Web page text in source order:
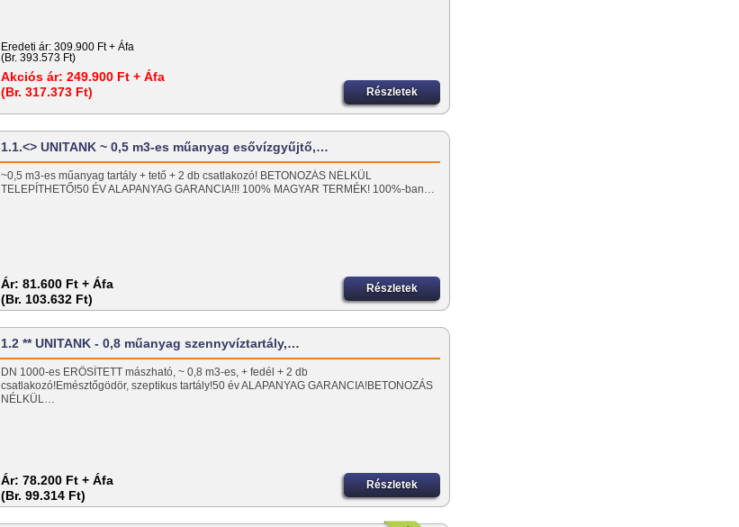
Eredeti ár: 309.900 Ft + Áfa
(Br. 393.573 Ft)
Akciós ár: 249.900 Ft + Áfa
(Br. 317.373 Ft)
Részletek
1.1.<> UNITANK ~ 0,5 m3-es műanyag esővízgyűjtő,…
~0,5 m3-es műanyag tartály + tető + 2 db csatlakozó! BETONOZÁS NÉLKÜL
TELEPÍTHETŐ!50 ÉV ALAPANYAG GARANCIA!!! 100% MAGYAR TERMÉK! 100%-ban…
Ár: 81.600 Ft + Áfa
(Br. 103.632 Ft)
Részletek
1.2 ** UNITANK - 0,8 műanyag szennyvíztartály,…
DN 1000-es ERŐSÍTETT mászható, ~ 0,8 m3-es, + fedél + 2 db
csatlakozó!Emésztőgödör, szeptikus tartály!50 év ALAPANYAG GARANCIA!BETONOZÁS
NÉLKÜL…
Ár: 78.200 Ft + Áfa
(Br. 99.314 Ft)
Részletek